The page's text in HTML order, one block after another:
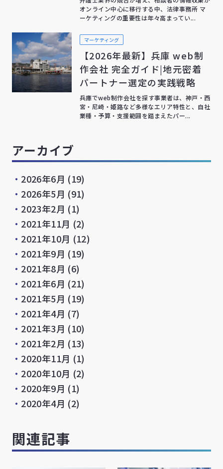
オンライン中心に移行する中、法律事務所 マ
ーケティングの重要性は年々高まってい...
マーケティング
【2026年最新】兵庫 web制
作会社 完全ガイド|地元密着
パートナー選定の実践戦略
兵庫でweb制作会社を探す事業者は、神戸・西
宮・尼崎・姫路など多様なエリア特性と、自社
業種・予算・支援範囲を踏まえたパー...
アーカイブ
・ 2026年6月 (19)
・ 2026年5月 (91)
・ 2023年2月 (1)
・ 2021年11月 (2)
・ 2021年10月 (12)
・ 2021年9月 (19)
・ 2021年8月 (6)
・ 2021年6月 (21)
・ 2021年5月 (19)
・ 2021年4月 (7)
・ 2021年3月 (10)
・ 2021年2月 (13)
・ 2020年11月 (1)
・ 2020年10月 (2)
・ 2020年9月 (1)
・ 2020年4月 (2)
関連記事